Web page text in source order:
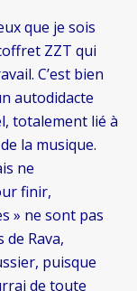
que je sois
ZZT qui
C’est bien
autodidacte
totalement lié à
la musique.
ne
finir,
» ne sont pas
Rava,
puisque
de toute